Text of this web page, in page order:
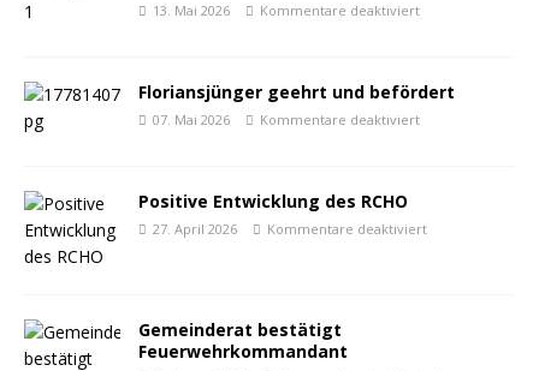
13. Mai 2026 Kommentare deaktiviert
Floriansjünger geehrt und befördert
07. Mai 2026 Kommentare deaktiviert
Positive Entwicklung des RCHO
27. April 2026 Kommentare deaktiviert
Gemeinderat bestätigt
Feuerwehrkommandant